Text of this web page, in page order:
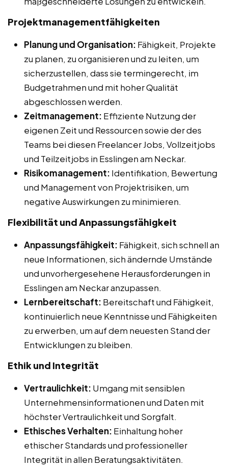
Projektmanagementfähigkeiten
Planung und Organisation: Fähigkeit, Projekte
zu planen, zu organisieren und zu leiten, um
sicherzustellen, dass sie termingerecht, im
Budgetrahmen und mit hoher Qualität
abgeschlossen werden.
Zeitmanagement: Effiziente Nutzung der
eigenen Zeit und Ressourcen sowie der des
Teams bei diesen Freelancer Jobs, Vollzeitjobs
und Teilzeitjobs in Esslingen am Neckar.
Risikomanagement: Identifikation, Bewertung
und Management von Projektrisiken, um
negative Auswirkungen zu minimieren.
Flexibilität und Anpassungsfähigkeit
Anpassungsfähigkeit: Fähigkeit, sich schnell an
neue Informationen, sich ändernde Umstände
und unvorhergesehene Herausforderungen in
Esslingen am Neckar anzupassen.
Lernbereitschaft: Bereitschaft und Fähigkeit,
kontinuierlich neue Kenntnisse und Fähigkeiten
zu erwerben, um auf dem neuesten Stand der
Entwicklungen zu bleiben.
Ethik und Integrität
Vertraulichkeit: Umgang mit sensiblen
Unternehmensinformationen und Daten mit
höchster Vertraulichkeit und Sorgfalt.
Ethisches Verhalten: Einhaltung hoher
ethischer Standards und professioneller
Integrität in allen Beratungsaktivitäten.